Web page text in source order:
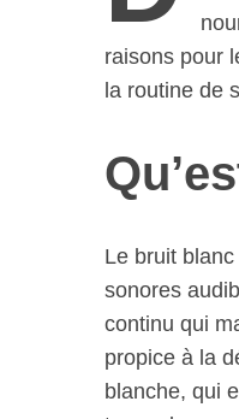
raisons pour
la routine de
Le bruit
sonores
continu qui
propice à la
blanche, qui